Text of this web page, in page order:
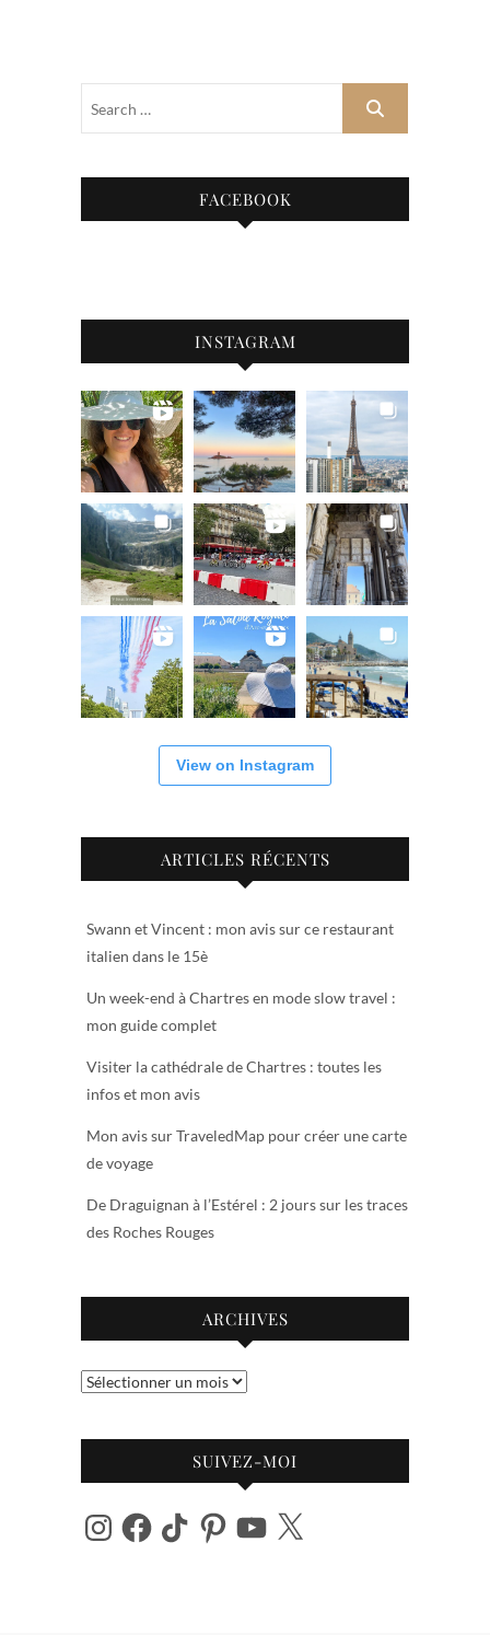
FACEBOOK
INSTAGRAM
View on Instagram
ARTICLES RÉCENTS
Swann et Vincent : mon avis sur ce restaurant
italien dans le 15è
Un week-end à Chartres en mode slow travel :
mon guide complet
Visiter la cathédrale de Chartres : toutes les
infos et mon avis
Mon avis sur TraveledMap pour créer une carte
de voyage
De Draguignan à l’Estérel : 2 jours sur les traces
des Roches Rouges
ARCHIVES
Archives
SUIVEZ-MOI
InstagramFacebook
TikTok PinterestYouTube
X